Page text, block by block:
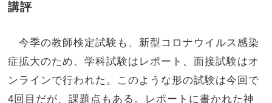
講評
今季の教師検定試験も、新型コロナウイルス感染
症拡大のため、学科試験はレポート、面接試験はオ
ンラインで行われた。このような形の試験は今回で
4回目だが、課題点もある。レポートに書かれた神